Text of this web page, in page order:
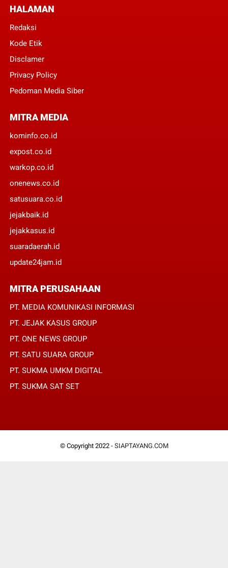
HALAMAN
Redaksi
Kode Etik
Disclamer
Privacy Policy
Pedoman Media Siber
MITRA MEDIA
kominfo.co.id
expost.co.id
warkop.co.id
onenews.co.id
satusuara.co.id
jejakbaik.id
jejakkasus.id
suaradaerah.id
update24jam.id
MITRA PERUSAHAAN
PT. MEDIA KOMUNIKASI INFORMASI
PT. JEJAK KASUS GROUP
PT. ONE NEWS GROUP
PT. SATU SUARA GROUP
PT. SUKMA UMKM DIGITAL
PT. SUKMA SAT SET
© Copyright 2022 - SIAPTAYANG.COM